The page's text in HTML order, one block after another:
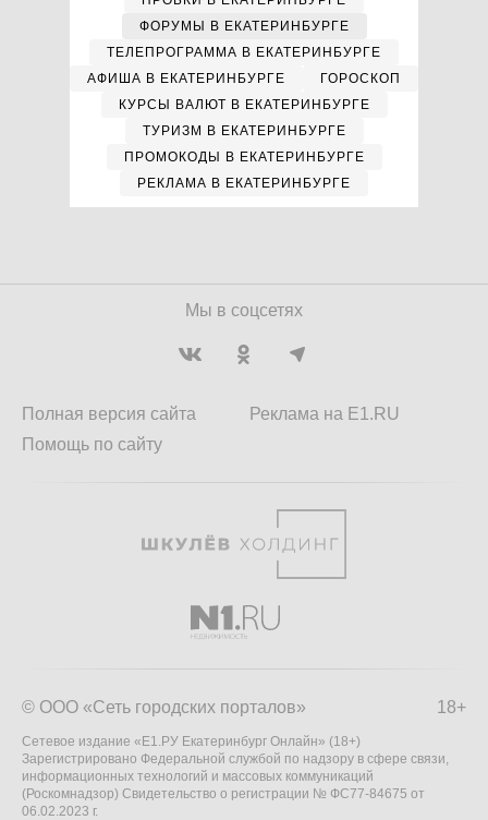
ФОРУМЫ В ЕКАТЕРИНБУРГЕ
ТЕЛЕПРОГРАММА В ЕКАТЕРИНБУРГЕ
АФИША В ЕКАТЕРИНБУРГЕ
ГОРОСКОП
КУРСЫ ВАЛЮТ В ЕКАТЕРИНБУРГЕ
ТУРИЗМ В ЕКАТЕРИНБУРГЕ
ПРОМОКОДЫ В ЕКАТЕРИНБУРГЕ
РЕКЛАМА В ЕКАТЕРИНБУРГЕ
Мы в соцсетях
Полная версия сайта
Помощь по сайту
Реклама на E1.RU
18+
© ООО «Сеть городских порталов»
Сетевое издание «Е1.РУ Екатеринбург Онлайн» (18+)
Зарегистрировано Федеральной службой по надзору в сфере связи,
информационных технологий и массовых коммуникаций
(Роскомнадзор) Свидетельство о регистрации № ФС77-84675 от
06.02.2023 г.